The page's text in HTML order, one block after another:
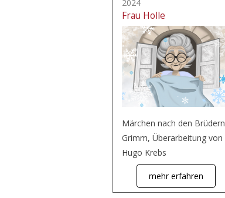
2024
Frau Holle
Märchen nach den Brüdern
Grimm, Überarbeitung von
Hugo Krebs
mehr erfahren